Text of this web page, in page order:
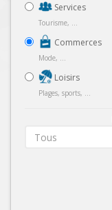
Services
Tourisme, ...
Commerces
Mode, ...
Loisirs
Plages, sports, ...
Tous